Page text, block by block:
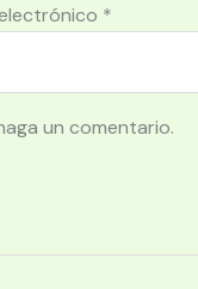
*
un comentario.